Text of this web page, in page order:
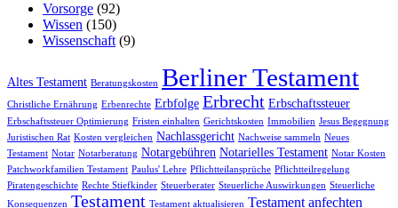
Vorsorge (92)
Wissen (150)
Wissenschaft (9)
Altes Testament Beratungskosten Berliner Testament
Christliche Ernährung Erbenrechte Erbfolge Erbrecht Erbschaftssteuer
Erbschaftssteuer Optimierung Fristen einhalten Gerichtskosten Immobilien Jesus Begegnung
Juristischen Rat Kosten vergleichen Nachlassgericht Nachweise sammeln Neues
Testament Notar Notarberatung Notargebühren Notarielles Testament Notar Kosten
Patchworkfamilien Testament Paulus' Lehre Pflichtteilansprüche Pflichtteilregelung
Piratengeschichte Rechte Stiefkinder Steuerberater Steuerliche Auswirkungen Steuerliche
Konsequenzen Testament Testament aktualisieren Testament anfechten